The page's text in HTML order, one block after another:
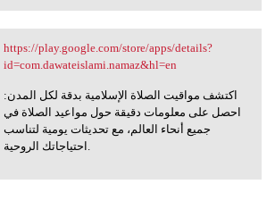
play.google.com/store
https://play.google.com/store/apps/details?
id=com.dawateislami.namaz&hl=en
اكتشف مواقيت الصلاة الإسلامية بدقة لكل المدن:
احصل على معلومات دقيقة حول مواعيد الصلاة في
جميع أنحاء العالم، مع تحديثات يومية لتناسب
احتياجاتك الروحية.